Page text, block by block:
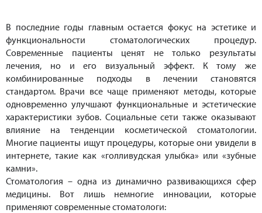
В последние годы главным остается фокус на эстетике и
функциональности стоматологических процедур.
Современные пациенты ценят не только результаты
лечения, но и его визуальный эффект. К тому же
комбинированные подходы в лечении становятся
стандартом. Врачи все чаще применяют методы, которые
одновременно улучшают функциональные и эстетические
характеристики зубов. Социальные сети также оказывают
влияние на тенденции косметической стоматологии.
Многие пациенты ищут процедуры, которые они увидели в
интернете, такие как «голливудская улыбка» или «зубные
камни».
Стоматология – одна из динамично развивающихся сфер
медицины. Вот лишь немногие инновации, которые
применяют современные стоматологи: